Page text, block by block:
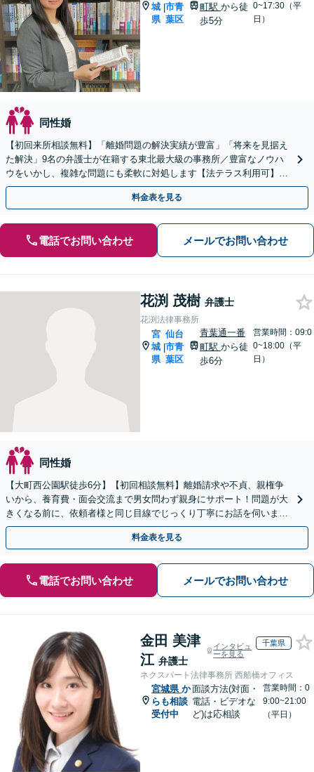
城
県
|市青
葉区
町駅 から徒
歩5分
0~17:30（平
日）
同性婚
【初回来所相談無料】「離婚問題の解決実績が豊富」「将来を見据え
た解決」9名の弁護士が在籍する東北最大級の事務所／豊富なノウハ
ウをいかし、複雑な問題にも柔軟に対処します【法テラス利用可】
【秘密厳守】
料金表を見る
電話でお問い合わせ メールでお問い合わせ
花渕 茂樹 弁護士
花渕法律事務所
宮
城
県
|
仙台
市青
葉区
青葉通一番
町駅 から徒
歩6分
営業時間：09:0
0~18:00（平
日）
同性婚
【大町西公園駅徒歩6分】【初回相談無料】離婚請求や不貞、親権争
いから、養育費・面会交流まで男女問わず親身にサポート！問題が大
きくなる前に、依頼者様と同じ目線でじっくり丁寧にお話を伺いま
す。お気軽にご相談ください【電話・メール・WEB相談可】
料金表を見る
電話でお問い合わせ メールでお問い合わせ
金田 美津
江 弁護士
インタビュ
ーを見る
千葉県
ネクスパート法律事務所 西船橋オフィス
宮城県 か
らも相談
受付中
面談方法(対面・
電話・ビデオな
ど)は応相談
営業時間：0
9:00~21:00
（平日）